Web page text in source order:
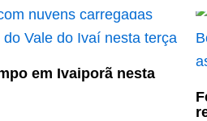
em Ivaiporã nesta